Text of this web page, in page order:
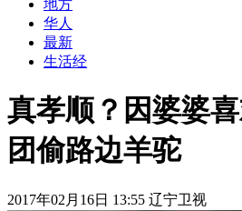
地方
华人
最新
生活经
真孝顺？因婆婆
团偷路边羊驼
2017年02月16日 13:55 辽宁卫视